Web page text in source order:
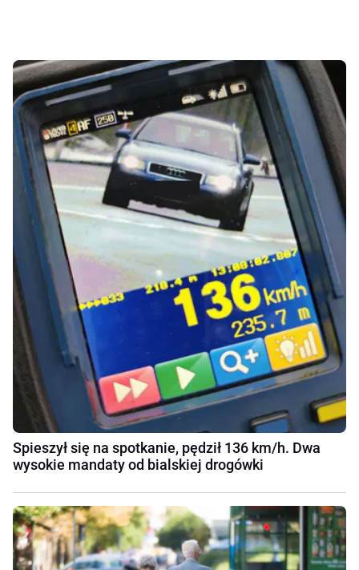
Spieszył się na spotkanie, pędził 136 km/h. Dwa
wysokie mandaty od bialskiej drogówki